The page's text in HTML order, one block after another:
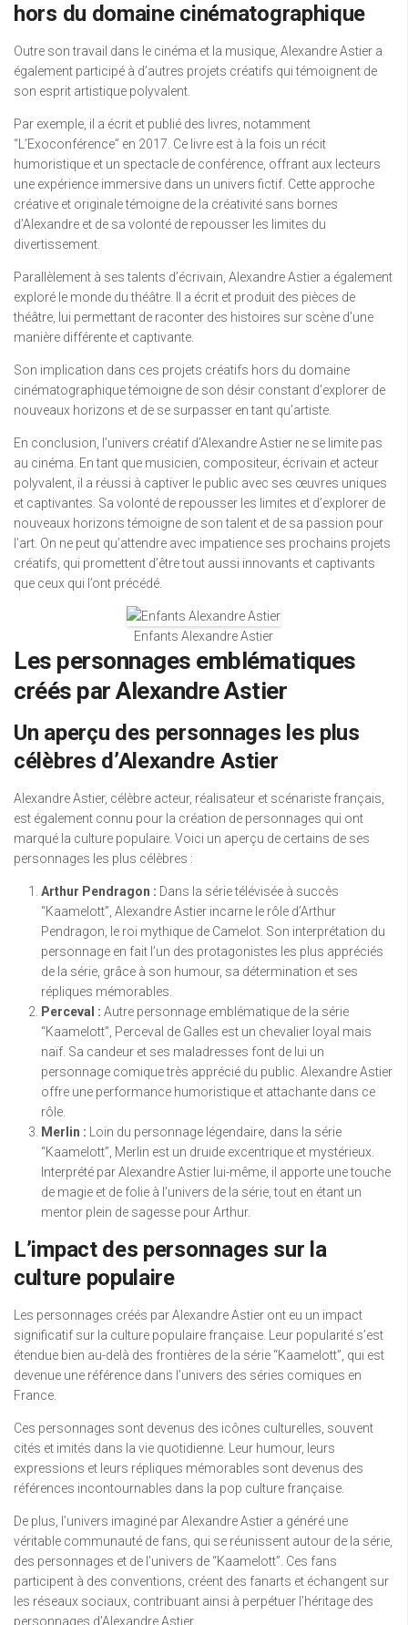
hors du domaine cinématographique
Outre son travail dans le cinéma et la musique, Alexandre Astier a
également participé à d’autres projets créatifs qui témoignent de
son esprit artistique polyvalent.
Par exemple, il a écrit et publié des livres, notamment
“L’Exoconférence” en 2017. Ce livre est à la fois un récit
humoristique et un spectacle de conférence, offrant aux lecteurs
une expérience immersive dans un univers fictif. Cette approche
créative et originale témoigne de la créativité sans bornes
d’Alexandre et de sa volonté de repousser les limites du
divertissement.
Parallèlement à ses talents d’écrivain, Alexandre Astier a également
exploré le monde du théâtre. Il a écrit et produit des pièces de
théâtre, lui permettant de raconter des histoires sur scène d’une
manière différente et captivante.
Son implication dans ces projets créatifs hors du domaine
cinématographique témoigne de son désir constant d’explorer de
nouveaux horizons et de se surpasser en tant qu’artiste.
En conclusion, l’univers créatif d’Alexandre Astier ne se limite pas
au cinéma. En tant que musicien, compositeur, écrivain et acteur
polyvalent, il a réussi à captiver le public avec ses œuvres uniques
et captivantes. Sa volonté de repousser les limites et d’explorer de
nouveaux horizons témoigne de son talent et de sa passion pour
l’art. On ne peut qu’attendre avec impatience ses prochains projets
créatifs, qui promettent d’être tout aussi innovants et captivants
que ceux qui l’ont précédé.
Enfants Alexandre Astier
Les personnages emblématiques
créés par Alexandre Astier
Un aperçu des personnages les plus
célèbres d’Alexandre Astier
Alexandre Astier, célèbre acteur, réalisateur et scénariste français,
est également connu pour la création de personnages qui ont
marqué la culture populaire. Voici un aperçu de certains de ses
personnages les plus célèbres :
Arthur Pendragon : Dans la série télévisée à succès
“Kaamelott”, Alexandre Astier incarne le rôle d’Arthur
Pendragon, le roi mythique de Camelot. Son interprétation du
personnage en fait l’un des protagonistes les plus appréciés
de la série, grâce à son humour, sa détermination et ses
répliques mémorables.
Perceval : Autre personnage emblématique de la série
“Kaamelott”, Perceval de Galles est un chevalier loyal mais
naïf. Sa candeur et ses maladresses font de lui un
personnage comique très apprécié du public. Alexandre Astier
offre une performance humoristique et attachante dans ce
rôle.
Merlin : Loin du personnage légendaire, dans la série
“Kaamelott”, Merlin est un druide excentrique et mystérieux.
Interprété par Alexandre Astier lui-même, il apporte une touche
de magie et de folie à l’univers de la série, tout en étant un
mentor plein de sagesse pour Arthur.
L’impact des personnages sur la
culture populaire
Les personnages créés par Alexandre Astier ont eu un impact
significatif sur la culture populaire française. Leur popularité s’est
étendue bien au-delà des frontières de la série “Kaamelott”, qui est
devenue une référence dans l’univers des séries comiques en
France.
Ces personnages sont devenus des icônes culturelles, souvent
cités et imités dans la vie quotidienne. Leur humour, leurs
expressions et leurs répliques mémorables sont devenus des
références incontournables dans la pop culture française.
De plus, l’univers imaginé par Alexandre Astier a généré une
véritable communauté de fans, qui se réunissent autour de la série,
des personnages et de l’univers de “Kaamelott”. Ces fans
participent à des conventions, créent des fanarts et échangent sur
les réseaux sociaux, contribuant ainsi à perpétuer l’héritage des
personnages d’Alexandre Astier.